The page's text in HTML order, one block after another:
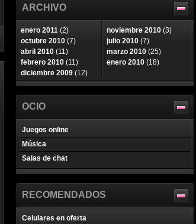
ARCHIVO
enero 2011 (2) noviembre 2010 (3)
octubre 2010 (7) julio 2010 (7)
abril 2010 (11) marzo 2010 (25)
febrero 2010 (11) enero 2010 (18)
diciembre 2009 (12)
OCIO
Juegos online
Música
Salas de chat
RECOMENDADOS
Celulares en oferta